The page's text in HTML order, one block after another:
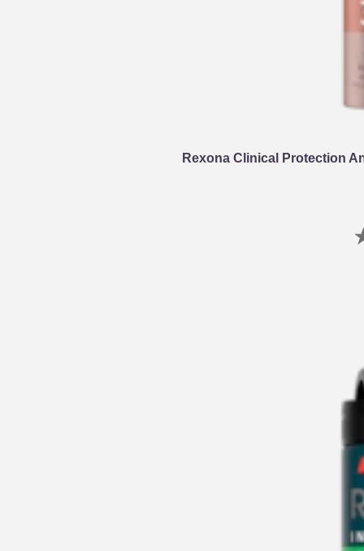
Rexona Clinical Protection